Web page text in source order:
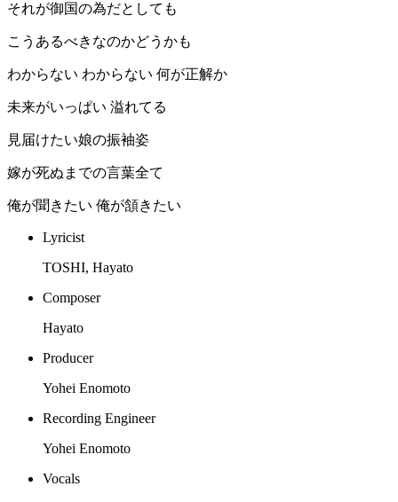
それが御国の為だとしても
こうあるべきなのかどうかも
わからない わからない 何が正解か
未来がいっぱい 溢れてる
見届けたい娘の振袖姿
嫁が死ぬまでの言葉全て
俺が聞きたい 俺が頷きたい
Lyricist
TOSHI, Hayato
Composer
Hayato
Producer
Yohei Enomoto
Recording Engineer
Yohei Enomoto
Vocals